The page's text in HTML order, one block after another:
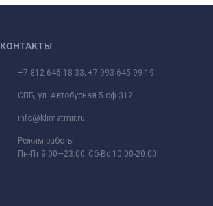
КОНТАКТЫ
+7 812 645-18-33; +7 993 645-99-19
СПБ, ул. Автобусная 5 оф.312
info@klimatmir.ru
Режим работы:
Пн-Пт 9:00—23:00; Сб-Вс 10:00-20:00